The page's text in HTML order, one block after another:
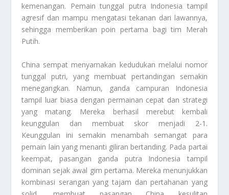
kemenangan. Pemain tunggal putra Indonesia tampil
agresif dan mampu mengatasi tekanan dari lawannya,
sehingga memberikan poin pertama bagi tim Merah
Putih.
China sempat menyamakan kedudukan melalui nomor
tunggal putri, yang membuat pertandingan semakin
menegangkan. Namun, ganda campuran Indonesia
tampil luar biasa dengan permainan cepat dan strategi
yang matang. Mereka berhasil merebut kembali
keunggulan dan membuat skor menjadi 2-1.
Keunggulan ini semakin menambah semangat para
pemain lain yang menanti giliran bertanding. Pada partai
keempat, pasangan ganda putra Indonesia tampil
dominan sejak awal gim pertama. Mereka menunjukkan
kombinasi serangan yang tajam dan pertahanan yang